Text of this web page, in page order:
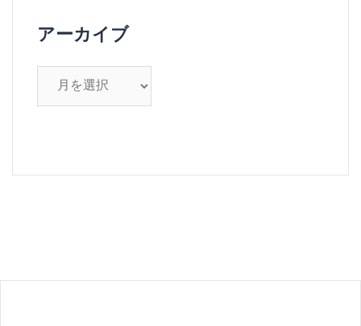
アーカイブ